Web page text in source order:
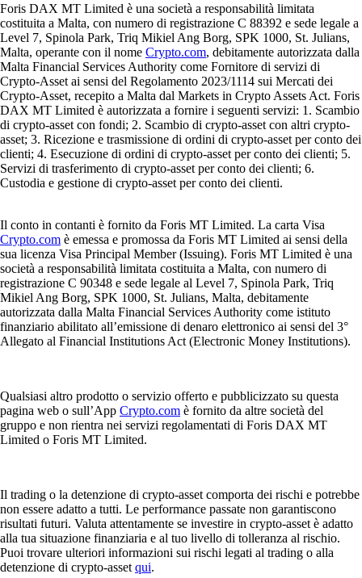
Foris DAX MT Limited è una società a responsabilità limitata
costituita a Malta, con numero di registrazione C 88392 e sede legale a
Level 7, Spinola Park, Triq Mikiel Ang Borg, SPK 1000, St. Julians,
Malta, operante con il nome Crypto.com, debitamente autorizzata dalla
Malta Financial Services Authority come Fornitore di servizi di
Crypto-Asset ai sensi del Regolamento 2023/1114 sui Mercati dei
Crypto-Asset, recepito a Malta dal Markets in Crypto Assets Act. Foris
DAX MT Limited è autorizzata a fornire i seguenti servizi: 1. Scambio
di crypto-asset con fondi; 2. Scambio di crypto-asset con altri crypto-
asset; 3. Ricezione e trasmissione di ordini di crypto-asset per conto dei
clienti; 4. Esecuzione di ordini di crypto-asset per conto dei clienti; 5.
Servizi di trasferimento di crypto-asset per conto dei clienti; 6.
Custodia e gestione di crypto-asset per conto dei clienti.
Il conto in contanti è fornito da Foris MT Limited. La carta Visa
Crypto.com è emessa e promossa da Foris MT Limited ai sensi della
sua licenza Visa Principal Member (Issuing). Foris MT Limited è una
società a responsabilità limitata costituita a Malta, con numero di
registrazione C 90348 e sede legale al Level 7, Spinola Park, Triq
Mikiel Ang Borg, SPK 1000, St. Julians, Malta, debitamente
autorizzata dalla Malta Financial Services Authority come istituto
finanziario abilitato all’emissione di denaro elettronico ai sensi del 3°
Allegato al Financial Institutions Act (Electronic Money Institutions).
Qualsiasi altro prodotto o servizio offerto e pubblicizzato su questa
pagina web o sull’App Crypto.com è fornito da altre società del
gruppo e non rientra nei servizi regolamentati di Foris DAX MT
Limited o Foris MT Limited.
Il trading o la detenzione di crypto-asset comporta dei rischi e potrebbe
non essere adatto a tutti. Le performance passate non garantiscono
risultati futuri. Valuta attentamente se investire in crypto-asset è adatto
alla tua situazione finanziaria e al tuo livello di tolleranza al rischio.
Puoi trovare ulteriori informazioni sui rischi legati al trading o alla
detenzione di crypto-asset qui.